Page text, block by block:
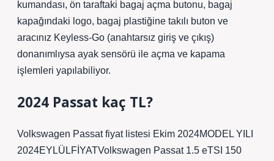
kumandası, ön taraftaki bagaj açma butonu, bagaj
kapağındaki logo, bagaj plastiğine takılı buton ve
aracınız Keyless-Go (anahtarsız giriş ve çıkış)
donanımlıysa ayak sensörü ile açma ve kapama
işlemleri yapılabiliyor.
2024 Passat kaç TL?
Volkswagen Passat fiyat listesi Ekim 2024MODEL YILI
2024EYLÜLFİYATVolkswagen Passat 1.5 eTSI 150